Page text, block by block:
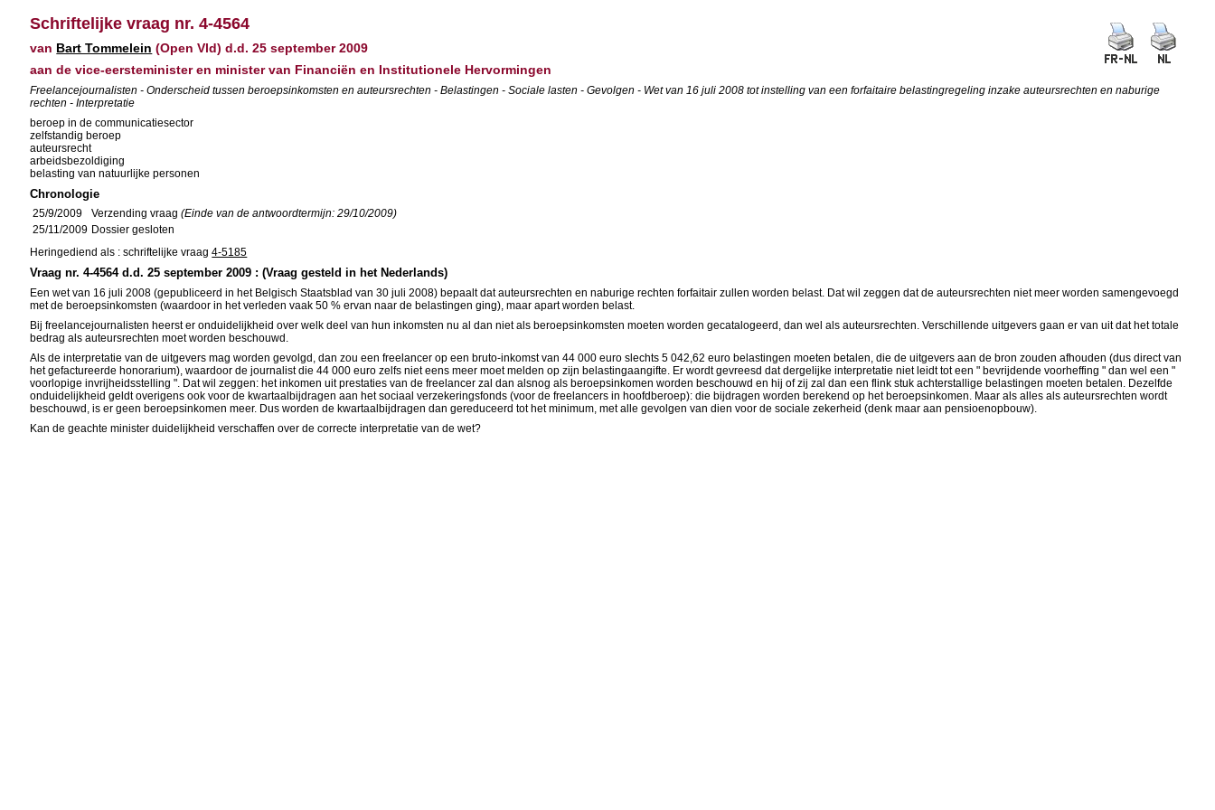
Schriftelijke vraag nr. 4-4564
van Bart Tommelein (Open Vld) d.d. 25 september 2009
aan de vice-eersteminister en minister van Financiën en Institutionele Hervormingen
Freelancejournalisten - Onderscheid tussen beroepsinkomsten en auteursrechten - Belastingen - Sociale lasten - Gevolgen - Wet van 16 juli 2008 tot instelling van een forfaitaire belastingregeling inzake auteursrechten en naburige
rechten - Interpretatie
beroep in de communicatiesector
zelfstandig beroep
auteursrecht
arbeidsbezoldiging
belasting van natuurlijke personen
Chronologie
25/9/2009 Verzending vraag(Einde van de antwoordtermijn: 29/10/2009)
25/11/2009 Dossier gesloten
Heringediend als : schriftelijke vraag4-5185
Vraag nr. 4-4564 d.d. 25 september 2009 : (Vraag gesteld in het Nederlands)
Een wet van 16 juli 2008 (gepubliceerd in het Belgisch Staatsblad van 30 juli 2008) bepaalt dat auteursrechten en naburige rechten forfaitair zullen worden belast. Dat wil zeggen dat de auteursrechten niet meer worden samengevoegd
met de beroepsinkomsten (waardoor in het verleden vaak 50 % ervan naar de belastingen ging), maar apart worden belast.
Bij freelancejournalisten heerst er onduidelijkheid over welk deel van hun inkomsten nu al dan niet als beroepsinkomsten moeten worden gecatalogeerd, dan wel als auteursrechten. Verschillende uitgevers gaan er van uit dat het totale
bedrag als auteursrechten moet worden beschouwd.
Als de interpretatie van de uitgevers mag worden gevolgd, dan zou een freelancer op een bruto-inkomst van 44 000 euro slechts 5 042,62 euro belastingen moeten betalen, die de uitgevers aan de bron zouden afhouden (dus direct van
het gefactureerde honorarium), waardoor de journalist die 44 000 euro zelfs niet eens meer moet melden op zijn belastingaangifte. Er wordt gevreesd dat dergelijke interpretatie niet leidt tot een " bevrijdende voorheffing " dan wel een "
voorlopige invrijheidsstelling ". Dat wil zeggen: het inkomen uit prestaties van de freelancer zal dan alsnog als beroepsinkomen worden beschouwd en hij of zij zal dan een flink stuk achterstallige belastingen moeten betalen. Dezelfde
onduidelijkheid geldt overigens ook voor de kwartaalbijdragen aan het sociaal verzekeringsfonds (voor de freelancers in hoofdberoep): die bijdragen worden berekend op het beroepsinkomen. Maar als alles als auteursrechten wordt
beschouwd, is er geen beroepsinkomen meer. Dus worden de kwartaalbijdragen dan gereduceerd tot het minimum, met alle gevolgen van dien voor de sociale zekerheid (denk maar aan pensioenopbouw).
Kan de geachte minister duidelijkheid verschaffen over de correcte interpretatie van de wet?